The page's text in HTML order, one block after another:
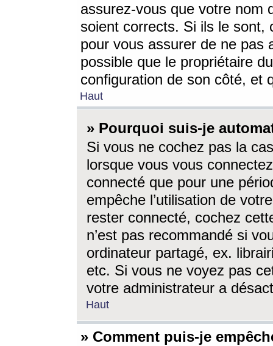
assurez-vous que votre nom
soient corrects. Si ils le sont,
pour vous assurer de ne pas
possible que le propriétaire
configuration de son côté, et
Haut
» Pourquoi suis-je
Si vous ne cochez pas la
lorsque vous vous
connecté que pour une
empêche l’utilisation de
rester connecté, cochez
n’est pas recommandé si
ordinateur partagé, ex.
etc. Si vous ne voyez pas
votre administrateur a
Haut
» Comment puis-je